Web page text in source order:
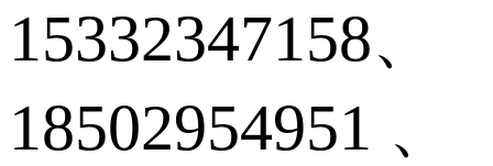
15332347158、
18502954951 、